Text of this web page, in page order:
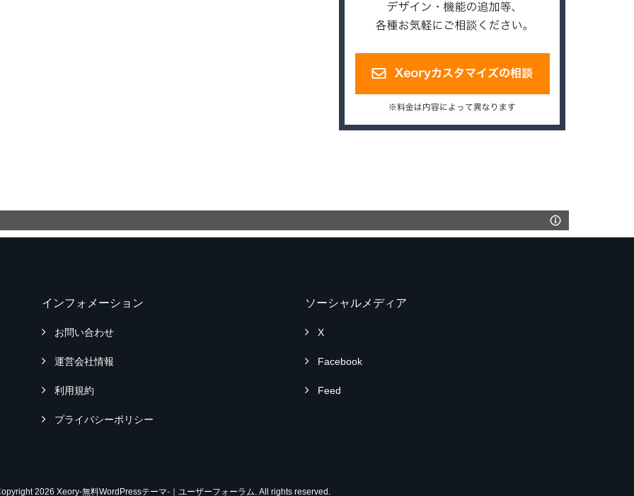
インフォメーション
お問い合わせ
運営会社情報
利用規約
プライバシーポリシー
ソーシャルメディア
X
Facebook
Feed
2026 Xeory-無料WordPressテーマ-｜ユーザーフォーラム. All rights reserved.